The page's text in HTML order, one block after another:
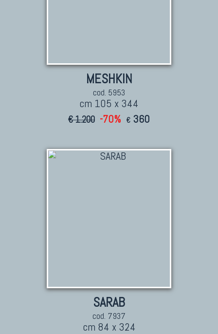
MESHKIN
cod. 5953
cm 105 x 344
€ 1.200 -70% € 360
SARAB
cod. 7937
cm 84 x 324